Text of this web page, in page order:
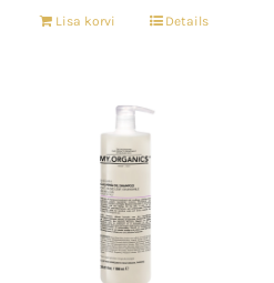
Lisa korvi Details